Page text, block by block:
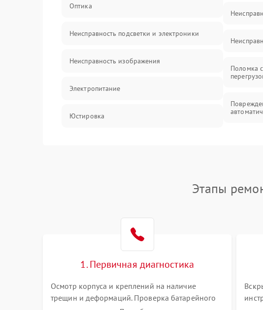
Оптика
Неисправность подсветки и электроники
Неисправность изображения
Электропитание
Юстировка
Поломка
Этапы
1. Первичная диагностика
Осмотр корпуса и креплений на наличие
трещин и деформаций. Проверка батарейного